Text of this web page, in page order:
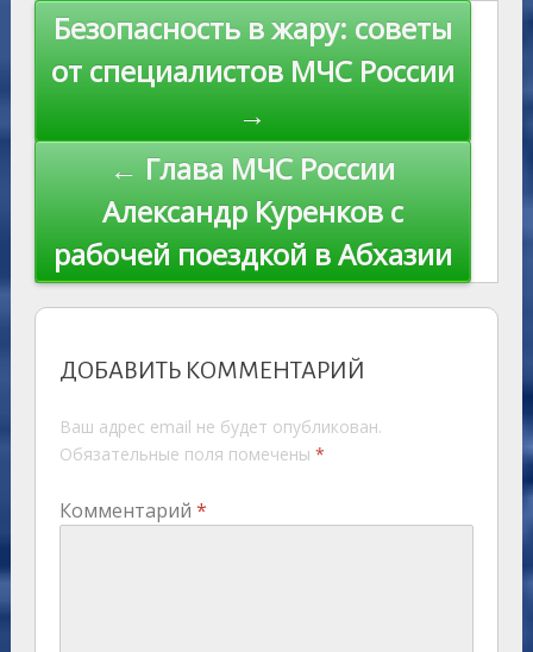
s
ni
ki
n
al
p
n
k
Навигация
Безопасность в жару: советы
от специалистов МЧС России
→
← Глава МЧС России
Александр Куренков с
рабочей поездкой в Абхазии
ДОБАВИТЬ КОММЕНТАРИЙ
Ваш адрес email не будет опубликован.
Обязательные поля помечены *
Комментарий *